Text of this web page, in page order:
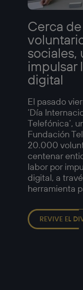
Cerca
sociales,
impulsar
digital
El pasado
‘Día
Telefónica’,
Fundación
20.000
centenar
labor por
digital, a
herramienta
REVIVE EL